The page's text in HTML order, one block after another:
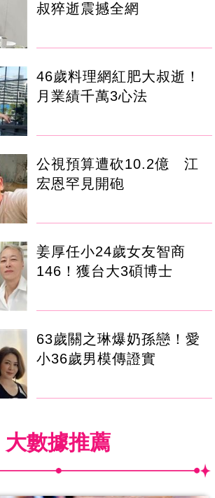
叔猝逝震撼全網
46歲料理網紅肥大叔逝！
月業績千萬3心法
公視預算遭砍10.2億 江
宏恩罕見開砲
姜厚任小24歲女友智商
146！獲台大3碩博士
63歲關之琳爆奶孫戀！愛
小36歲男模傳證實
大數據推薦